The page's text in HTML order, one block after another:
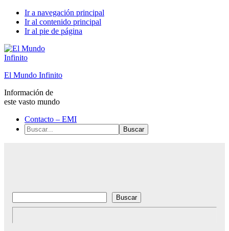
Ir a navegación principal
Ir al contenido principal
Ir al pie de página
El Mundo Infinito
Información de
este vasto mundo
Contacto – EMI
Buscar...
Buscar